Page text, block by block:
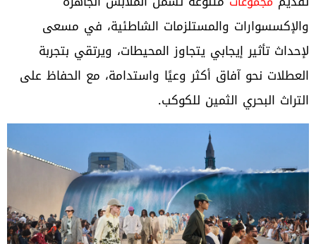
والإكسسوارات والمستلزمات الشاطئية، في مسعى
لإحداث تأثير إيجابي يتجاوز المحيطات، ويرتقي بتجربة
العطلات نحو آفاق أكثر وعيًا واستدامة، مع الحفاظ على
التراث البحري الثمين للكوكب.